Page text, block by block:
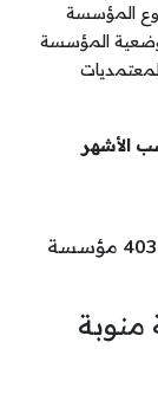
المؤسسة
المؤسسة
الأشهر
403 مؤسسة
منوبة